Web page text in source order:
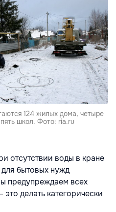
124 жилых дома, четыре
школ. Фото: ria.ru
отсутствии воды в кране
бытовых нужд
предупреждаем всех
делать категорически